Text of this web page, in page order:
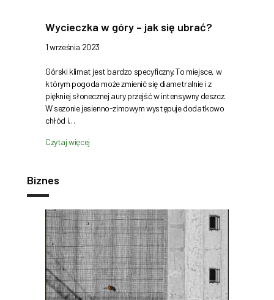
Wycieczka w góry – jak się ubrać?
1 września 2023
Górski klimat jest bardzo specyficzny. To miejsce, w
którym pogoda może zmienić się diametralnie i z
piękniej słonecznej aury przejść w intensywny deszcz.
W sezonie jesienno-zimowym występuje dodatkowo
chłód i…
Czytaj więcej
Biznes